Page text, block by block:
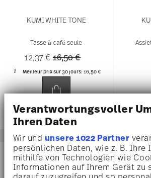
Verantwortungsvoller
Ihren Daten
Wir und unsere 1022 Partner
persönlichen Daten, wie z. B. Ihre
mithilfe von Technologien wie
Informationen auf Ihrem Gerät zu
KUMI WHITE TONE
Tasse à café seule
12,37 €Price reduced from
16,50 €to
Meilleur prix sur 30 jours: 16,50 €
-25%